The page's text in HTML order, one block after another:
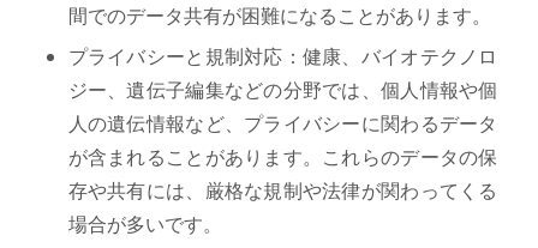
間でのデータ共有が困難になることがあります。
プライバシーと規制対応：健康、バイオテクノロ
ジー、遺伝子編集などの分野では、個人情報や個
人の遺伝情報など、プライバシーに関わるデータ
が含まれることがあります。これらのデータの保
存や共有には、厳格な規制や法律が関わってくる
場合が多いです。